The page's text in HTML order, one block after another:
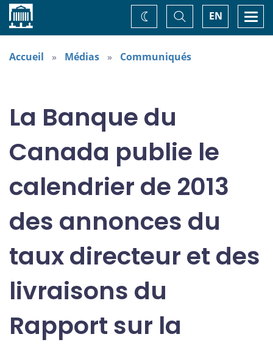
Accueil EN
Basculer
la
recherche
Changez
de
thème
Accueil Médias Communiqués
La Banque du
Canada publie le
calendrier de 2013
des annonces du
taux directeur et des
livraisons du
Rapport sur la